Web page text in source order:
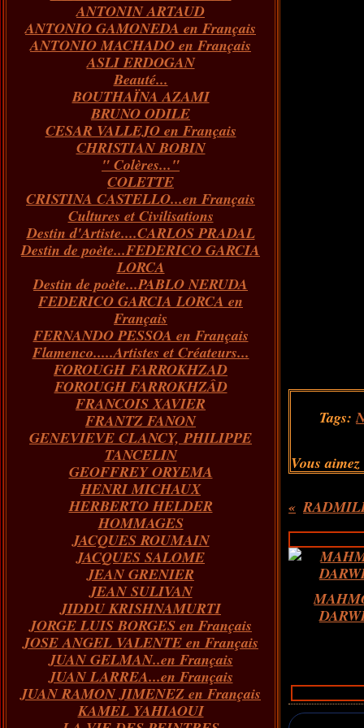
Janvier(73)
Février(55)
Janvier(43)
Mars(73)
Février(54)
Janvier(51)
Avril(73)
Mars(100)
Février(146)
Janvier(124)
ANTONIN ARTAUD
ANTONIO GAMONEDA en Français
ANTONIO MACHADO en Français
ASLI ERDOGAN
Beauté...
BOUTHAÏNA AZAMI
BRUNO ODILE
CESAR VALLEJO en Français
CHRISTIAN BOBIN
" Colères..."
COLETTE
CRISTINA CASTELLO...en Français
Cultures et Civilisations
Destin d'Artiste....CARLOS PRADAL
Destin de poète...FEDERICO GARCIA
LORCA
Destin de poète...PABLO NERUDA
FEDERICO GARCIA LORCA en
Français
FERNANDO PESSOA en Français
Flamenco.....Artistes et Créateurs...
FOROUGH FARROKHZAD
FOROUGH FARROKHZÂD
FRANCOIS XAVIER
FRANTZ FANON
GENEVIEVE CLANCY, PHILIPPE
TANCELIN
GEOFFREY ORYEMA
HENRI MICHAUX
HERBERTO HELDER
HOMMAGES
JACQUES ROUMAIN
JACQUES SALOME
JEAN GRENIER
JEAN SULIVAN
JIDDU KRISHNAMURTI
JORGE LUIS BORGES en Français
JOSE ANGEL VALENTE en Français
JUAN GELMAN..en Français
JUAN LARREA...en Français
JUAN RAMON JIMENEZ en Français
KAMEL YAHIAOUI
Tags:
Vous aimez